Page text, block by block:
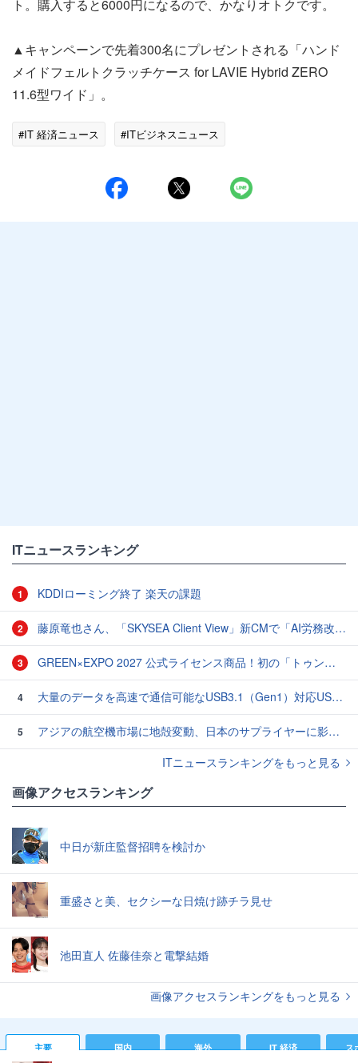
ト。購入すると6000円になるので、かなりオトクです。
▲キャンペーンで先着300名にプレゼントされる「ハンド
メイドフェルトクラッチケース for LAVIE Hybrid ZERO
11.6型ワイド」。
#IT 経済ニュース #ITビジネスニュース
ITニュースランキング
1 KDDIローミング終了 楽天の課題
2 藤原竜也さん、「SKYSEA Client View」新CMで「AI労務改善」をアピール 働き方をAIが分析したら「すぐに休んで」と言われる？
3 GREEN×EXPO 2027 公式ライセンス商品！初の「トゥンクトゥンク」公式LINEスタンプ、販売開始
4 大量のデータを高速で通信可能なUSB3.1（Gen1）対応USB TypeC - USB TypeAケーブル
5
アジアの航空機市場に地殻変動、日本のサプライヤーに影響も
ITニュースランキングをもっと見る
画像アクセスランキング
中日が新庄監督招聘を検討か
重盛さと美、セクシーな日焼け跡チラ見せ
池田直人 佐藤佳奈と電撃結婚
画像アクセスランキングをもっと見る
主要 国内 海外 IT 経済 ス